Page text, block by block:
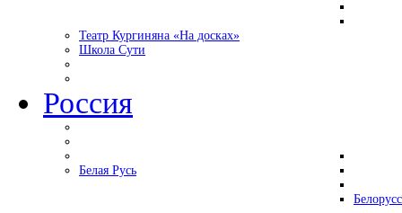
Театр Кургиняна «На досках»
Школа Сути
Россия
Белая Русь